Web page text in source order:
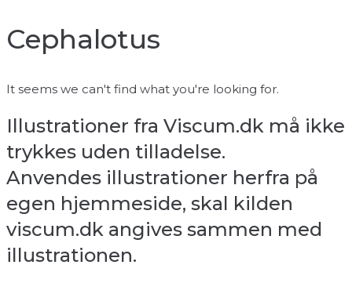
Cephalotus
It seems we can't find what you're looking for.
Illustrationer fra Viscum.dk må ikke
trykkes uden tilladelse.
Anvendes illustrationer herfra på
egen hjemmeside, skal kilden
viscum.dk angives sammen med
illustrationen.